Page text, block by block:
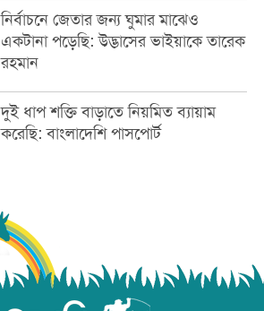
নির্বাচনে জেতার জন্য ঘুমার মাঝেও
একটানা পড়েছি: উদ্ভাসের ভাইয়াকে তারেক
রহমান
দুই ধাপ শক্তি বাড়াতে নিয়মিত ব্যায়াম
করেছি: বাংলাদেশি পাসপোর্ট